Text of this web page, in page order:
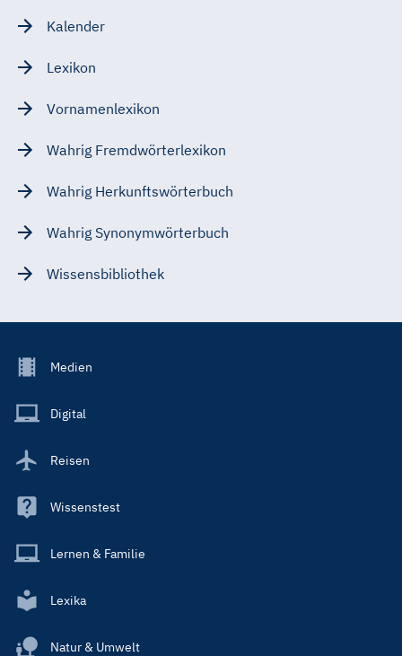
Kalender
Lexikon
Vornamenlexikon
Wahrig Fremdwörterlexikon
Wahrig Herkunftswörterbuch
Wahrig Synonymwörterbuch
Wissensbibliothek
Footer
Main
Medien
Digital
Reisen
Wissenstest
Lernen & Familie
Lexika
Natur & Umwelt